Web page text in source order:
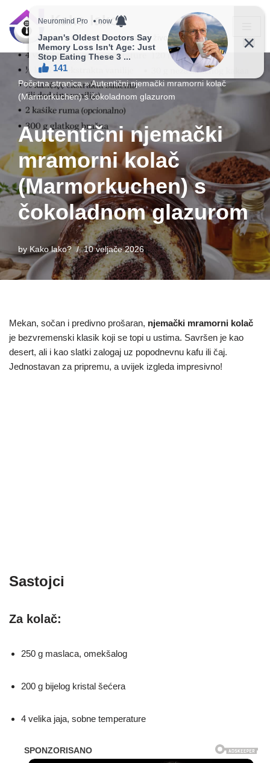
Skip
content
Kako lako?
Vaš vodič ka jednostavnijem životu!
Početna stranica»Autentični njemački mramorni kolač
(Marmorkuchen) s čokoladnom glazurom
Autentični njemački
mramorni kolač
(Marmorkuchen) s
čokoladnom glazurom
byKako lako? 10 veljače 2026
Mekan, sočan i predivno prošaran, njemački mramorni kolač
je bezvremenski klasik koji se topi u ustima. Savršen je kao
desert, ali i kao slatki zalogaj uz popodnevnu kafu ili čaj.
Jednostavan za pripremu, a uvijek izgleda impresivno!
Sastojci
Za kolač:
250 g maslaca, omekšalog
200 g bijelog kristal šećera
4 velika jaja, sobne temperature